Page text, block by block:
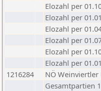
Elozahl per
Elozahl per
Elozahl per
Elozahl per
Elozahl per
Elozahl per
1216284
NÖ Weinviertler
Gesamtpartien 1